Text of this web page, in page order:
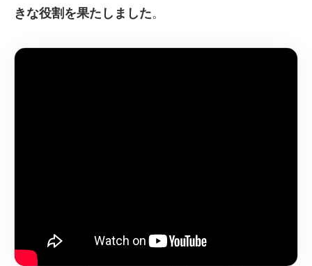
きな役割を果たしました。